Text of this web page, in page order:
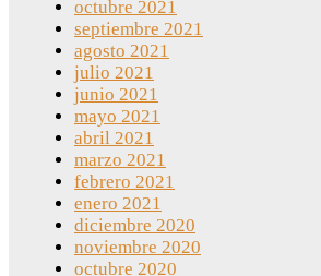
octubre 2021
septiembre 2021
agosto 2021
julio 2021
junio 2021
mayo 2021
abril 2021
marzo 2021
febrero 2021
enero 2021
diciembre 2020
noviembre 2020
octubre 2020